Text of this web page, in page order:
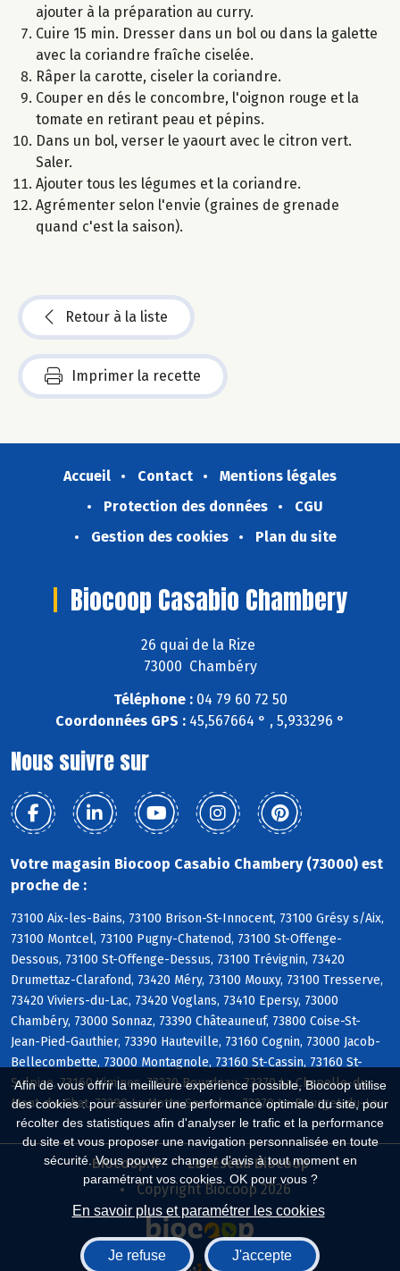
Afin de vous offrir la meilleure expérience possible, Biocoop utilise
des cookies : pour assurer une performance optimale du site, pour
récolter des statistiques afin d'analyser le trafic et la performance
du site et vous proposer une navigation personnalisée en toute
sécurité. Vous pouvez changer d'avis à tout moment en
paramétrant vos cookies. OK pour vous ?
En savoir plus et paramétrer les cookies
Je refuse J'accepte
ajouter à la préparation au curry.
Cuire 15 min. Dresser dans un bol ou dans la galette
avec la coriandre fraîche ciselée.
Râper la carotte, ciseler la coriandre.
Couper en dés le concombre, l'oignon rouge et la
tomate en retirant peau et pépins.
Dans un bol, verser le yaourt avec le citron vert.
Saler.
Ajouter tous les légumes et la coriandre.
Agrémenter selon l'envie (graines de grenade
quand c'est la saison).
Retour à la liste
Imprimer la recette
Accueil Contact
Mentions légales
Protection des données
CGU
Gestion des cookies
Plan du site
Biocoop Casabio Chambery
26 quai de la Rize
73000 Chambéry
Téléphone :04 79 60 72 50
Coordonnées GPS : 45,567664 ° , 5,933296 °
Nous suivre sur
Votre magasin Biocoop Casabio Chambery (73000) est
proche de :
73100 Aix-les-Bains, 73100 Brison-St-Innocent, 73100 Grésy s/Aix,
73100 Montcel, 73100 Pugny-Chatenod, 73100 St-Offenge-
Dessous, 73100 St-Offenge-Dessus, 73100 Trévignin, 73420
Drumettaz-Clarafond, 73420 Méry, 73100 Mouxy, 73100 Tresserve,
73420 Viviers-du-Lac, 73420 Voglans, 73410 Epersy, 73000
Chambéry, 73000 Sonnaz, 73390 Châteauneuf, 73800 Coise-St-
Jean-Pied-Gauthier, 73390 Hauteville, 73160 Cognin, 73000 Jacob-
Bellecombette, 73000 Montagnole, 73160 St-Cassin, 73160 St-
Sulpice, 73160 Vimines, 73370 Bourdeau, 73370 La Chapelle-du-
Mont-du-Chat, 73290 La Motte-Servolex, 73370 Le Bourget-du-Lac
Biocoop.fr
Le réseau Biocoop
Copyright Biocoop 2026